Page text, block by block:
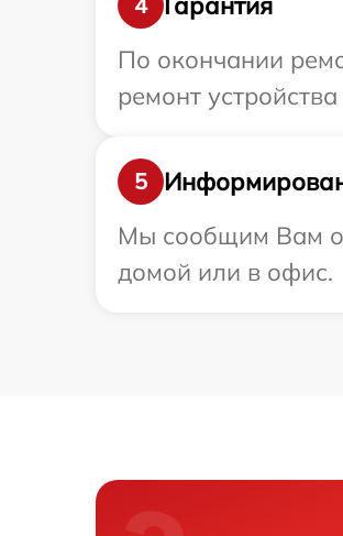
По окончании
ремонт
5
Мы сообщим Вам о
домой или в офис.